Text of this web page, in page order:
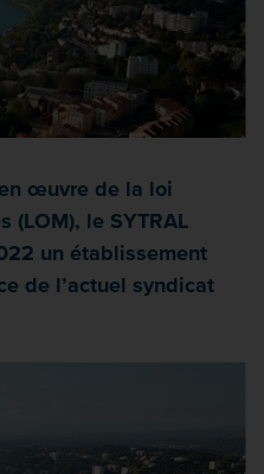
œuvre de la loi
(LOM), le SYTRAL
un établissement
de l’actuel syndicat